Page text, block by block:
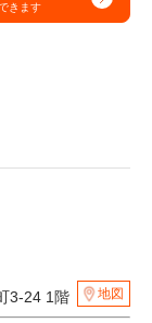
きます
3-24 1階
地図